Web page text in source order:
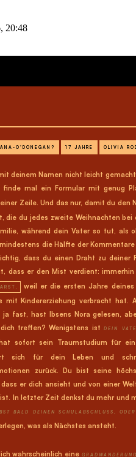
20:48
O'DONEGAN? 17 JAHRE OLIVIA
deinem Namen nicht leicht
finde mal ein Formular mit genug
Zeile. Und das nur, damit du den
die du jedes zweite Weihnachten bei
während dein Vater so tut, als
die Hälfte der
dass du einen Draht zu deiner
dass er den Mist verdient:
weil er die ersten Jahre
mit Kindererziehung verbracht hat.
fast, hast Ibsens Nora gelesen,
treffen? Wenigstens ist
DEIN
hat sofort sein Traumstudium für
sich für dein Leben und
zurück. Du bist seine
er dich ansieht und von einer
In letzter Zeit denkst du mehr und
BALD DEINEN SCHULABSCHLUSS,
was als Nächstes ansteht.
wahrscheinlich eine